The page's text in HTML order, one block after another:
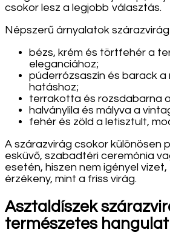
csokor lesz a legjobb választás.
Népszerű árnyalatok
bézs, krém és törtfehér a
eleganciához;
púderrózsaszín és barack a
hatáshoz;
terrakotta és rozsdabarna
halványlila és mályva a
fehér és zöld a letisztult,
A szárazvirág csokor különösen
esküvő, szabadtéri ceremónia
esetén, hiszen nem igényel
érzékeny, mint a friss virág.
Asztaldíszek
természetes